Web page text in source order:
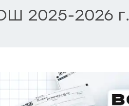
2025-2026 г.